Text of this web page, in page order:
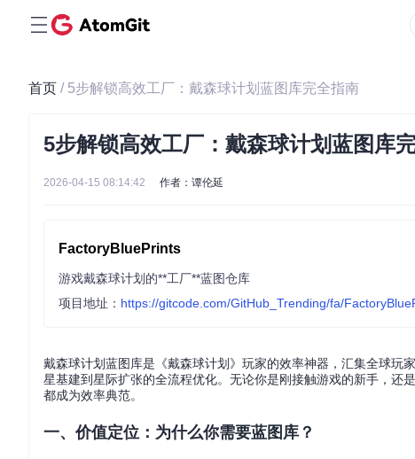
首页 / 5步解锁高效工厂：戴森球计划蓝图库完全指南
5步解锁高效工厂：戴森球计划蓝图库
2026-04-15 08:14:42 作者：谭伦延
FactoryBluePrints
游戏戴森球计划的**工厂**蓝图仓库
项目地址： https://gitcode.com/GitHub_Trending/fa/
戴森球计划蓝图库是《戴森球计划》玩家的效率神器，汇集全球玩
星基建到星际扩张的全流程优化。无论你是刚接触游戏的新手，还
都成为效率典范。
一、价值定位：为什么你需要蓝图库？